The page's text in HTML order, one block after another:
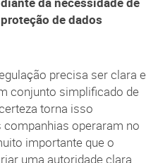
de dados
precisa ser clara e
conjunto simplificado de
torna isso
operaram no
importante que o
uma autoridade clara